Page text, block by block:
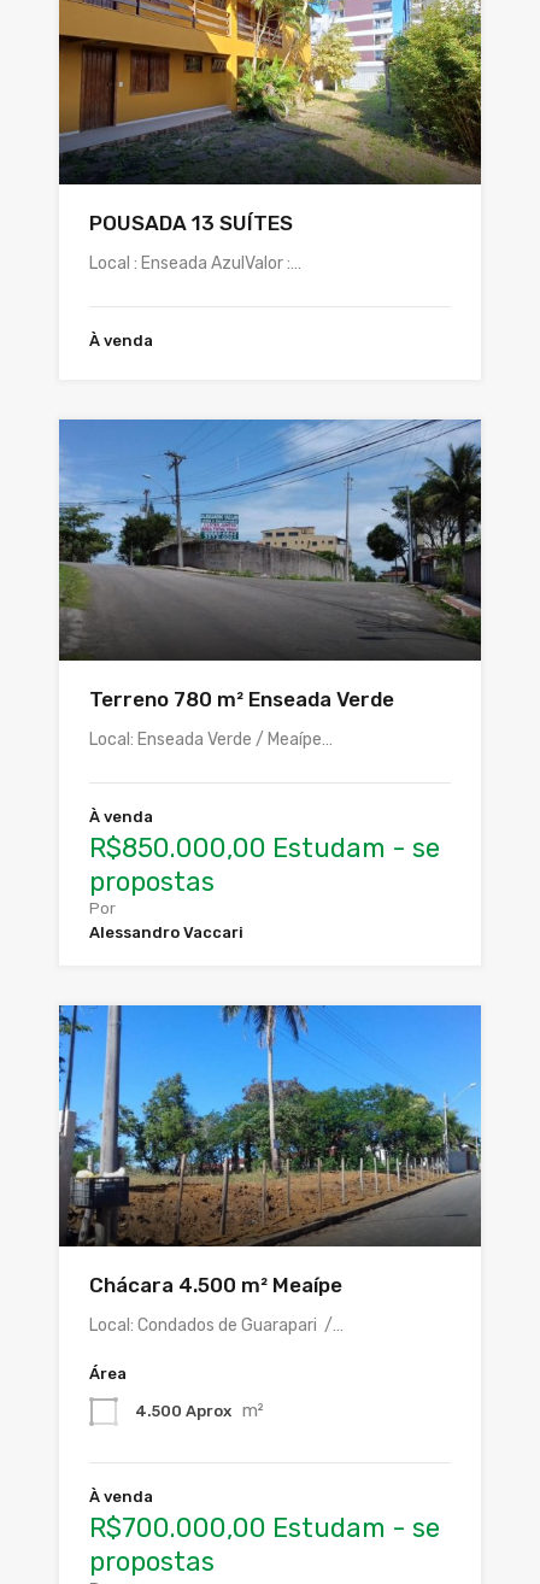
POUSADA 13 SUÍTES
Local : Enseada AzulValor :…
À venda
Terreno 780 m² Enseada Verde
Local: Enseada Verde / Meaípe…
À venda
R$850.000,00 Estudam - se
propostas
Por
Alessandro Vaccari
Chácara 4.500 m² Meaípe
Local: Condados de Guarapari /…
Área
4.500 Aprox m²
À venda
R$700.000,00 Estudam - se
propostas